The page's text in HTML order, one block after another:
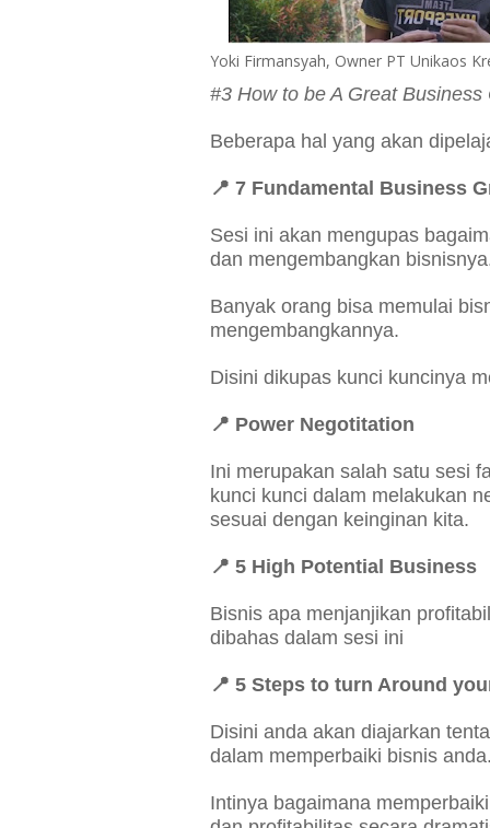
Yoki Firmansyah, Owner PT Unikaos
#3 How to be A Great Business
Beberapa hal yang akan
📍 7 Fundamental Business
Sesi ini akan mengupas
dan mengembangkan
Banyak orang bisa memulai
mengembangkannya.
Disini dikupas kunci kuncinya
📍 Power Negotitation
Ini merupakan salah satu sesi
kunci kunci dalam melakukan
sesuai dengan keinginan kita.
📍 5 High Potential Business
Bisnis apa menjanjikan
dibahas dalam sesi ini
📍 5 Steps to turn Around
Disini anda akan diajarkan
dalam memperbaiki bisnis
Intinya bagaimana